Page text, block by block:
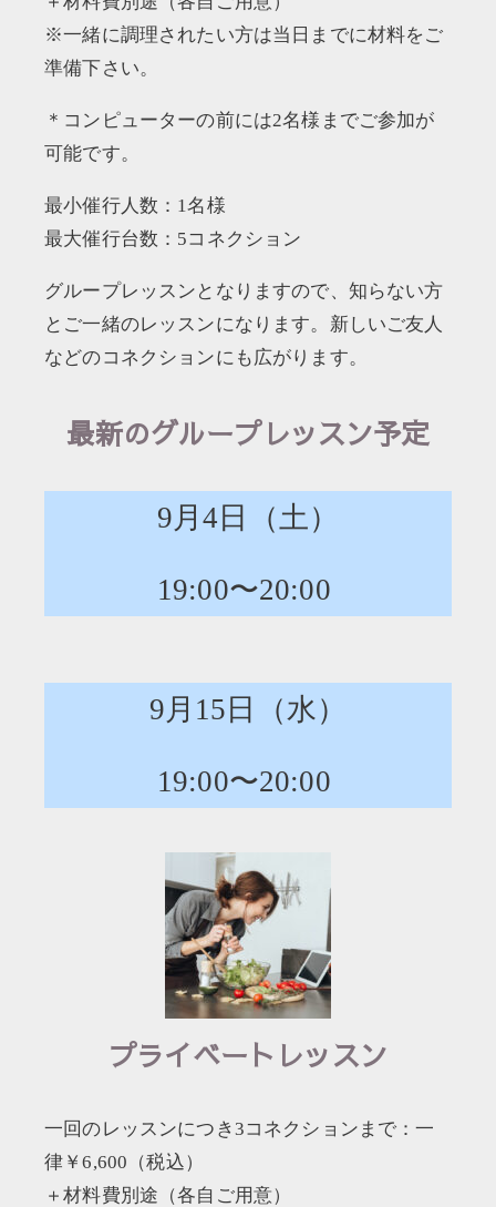
※一緒に調理されたい方は当日までに材料をご
準備下さい。
＊コンピューターの前には2名様までご参加が
可能です。
最小催行人数：1名様
最大催行台数：5コネクション
グループレッスンとなりますので、知らない方
とご一緒のレッスンになります。新しいご友人
などのコネクションにも広がります。
最新のグループレッスン予定
9月4日（土 ）
19:00〜20:00
9月15日（水）
19:00〜20:00
プライベートレッスン
一回のレッスンにつき3コネクションまで：一
律￥6,600（税込）
＋材料費別途（各自ご用意）